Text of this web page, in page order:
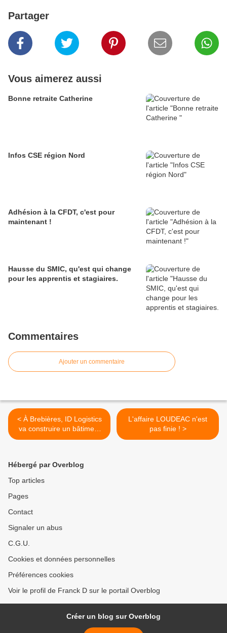
Partager
Vous aimerez aussi
Bonne retraite Catherine
Infos CSE région Nord
Adhésion à la CFDT, c'est pour
maintenant !
Hausse du SMIC, qu'est qui change
pour les apprentis et stagiaires.
Commentaires
Ajouter un commentaire
< À Brebières, ID Logistics
va construire un bâtiment
pour CARREFOUR de 43
L'affaire LOUDEAC n'est
pas finie ! >
Hébergé par Overblog
Top articles
Pages
Contact
Signaler un abus
C.G.U.
Cookies et données personnelles
Préférences cookies
Voir le profil de Franck D sur le portail Overblog
Créer un blog sur Overblog